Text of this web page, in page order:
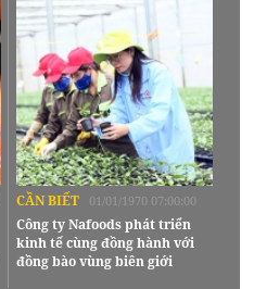
CẦN BIẾT 01/01/1970 07:00:00
Công ty Nafoods phát triển
kinh tế cùng đồng hành với
đồng bào vùng biên giới